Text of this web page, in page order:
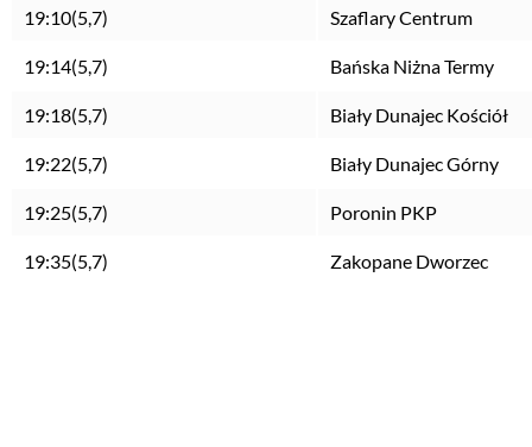
19:10(5,7) Szaflary Centrum
19:14(5,7) Bańska Niżna Termy
19:18(5,7) Biały Dunajec Kościół
19:22(5,7) Biały Dunajec Górny
19:25(5,7) Poronin PKP
19:35(5,7) Zakopane Dworzec